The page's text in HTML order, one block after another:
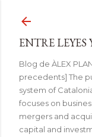
ENTRE
Blog de ÀLEX
precedents] The
system of
focuses on
mergers and
capital and